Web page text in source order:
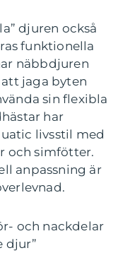
djuren också
funktionella
näbbdjuren
jaga byten
sin flexibla
har
livsstil med
och simfötter.
anpassning är
och nackdelar
djur”